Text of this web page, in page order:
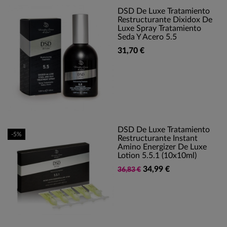
DSD De Luxe Tratamiento
Restructurante Dixidox De
Luxe Spray Tratamiento
Seda Y Acero 5.5
31,70 €
DSD De Luxe Tratamiento
Restructurante Instant
Amino Energizer De Luxe
Lotion 5.5.1 (10x10ml)
36,83 € 34,99 €
-5%